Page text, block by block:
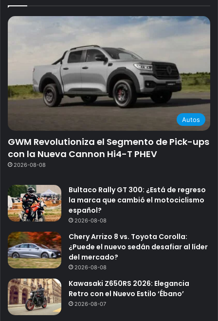
Autos
GWM Revolutioniza el Segmento de Pick-ups
con la Nueva Cannon Hi4-T PHEV
2026-08-08
Bultaco Rally GT 300: ¿Está de regreso
la marca que cambió el motociclismo
español?
2026-08-08
Chery Arrizo 8 vs. Toyota Corolla:
¿Puede el nuevo sedán desafiar al líder
del mercado?
2026-08-08
Kawasaki Z650RS 2026: Elegancia
Retro con el Nuevo Estilo ‘Ébano’
2026-08-07